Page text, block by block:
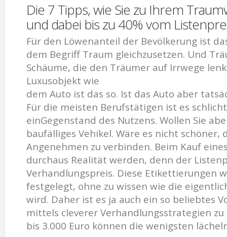
Die 7 Tipps, wie Sie zu Ihrem
und dabei bis zu 40% vom
Für den Löwenanteil der Bevölkerung ist
dem Begriff Traum gleichzusetzen. Und
Schäume, die den Träumer auf Irrwege
Luxusobjekt wie
dem Auto ist das so. Ist das Auto aber
Für die meisten Berufstätigen ist es
einGegenstand des Nutzens. Wollen Sie
baufälliges Vehikel. Wäre es nicht
Angenehmen zu verbinden. Beim Kauf
durchaus Realität werden, denn der
Verhandlungspreis. Diese Etikettierungen
festgelegt, ohne zu wissen wie die
wird. Daher ist es ja auch ein so beliebtes
mittels cleverer Verhandlungsstrategien zu
bis 3.000 Euro können die wenigsten